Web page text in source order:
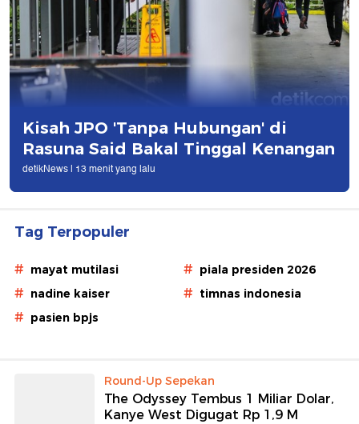
Kisah JPO 'Tanpa Hubungan' di
Rasuna Said Bakal Tinggal Kenangan
detikNews | 13 menit yang lalu
Tag Terpopuler
# mayat mutilasi
# nadine kaiser
# pasien bpjs
# piala presiden 2026
# timnas indonesia
Round-Up Sepekan
The Odyssey Tembus 1 Miliar Dolar,
Kanye West Digugat Rp 1,9 M